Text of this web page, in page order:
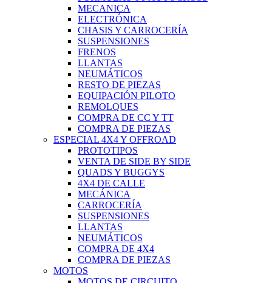
MECANICA
ELECTRÓNICA
CHASIS Y CARROCERÍA
SUSPENSIONES
FRENOS
LLANTAS
NEUMÁTICOS
RESTO DE PIEZAS
EQUIPACIÓN PILOTO
REMOLQUES
COMPRA DE CC Y TT
COMPRA DE PIEZAS
ESPECIAL 4X4 Y OFFROAD
PROTOTIPOS
VENTA DE SIDE BY SIDE
QUADS Y BUGGYS
4X4 DE CALLE
MECÁNICA
CARROCERÍA
SUSPENSIONES
LLANTAS
NEUMÁTICOS
COMPRA DE 4X4
COMPRA DE PIEZAS
MOTOS